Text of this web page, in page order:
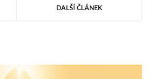
DALŠÍ ČLÁNEK